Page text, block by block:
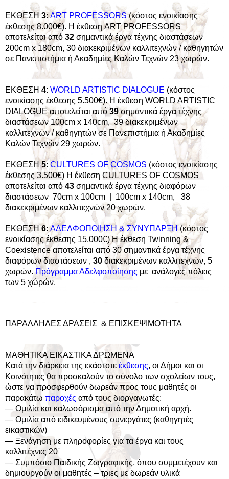
ΕΚΘΕΣΗ 3: ART PROFESSORS(κόστος ενοικίασης
έκθεσης 8.000€). Η έκθεση ART PROFESSORS
αποτελείται από 32 σημαντικά έργα τέχνης διαστάσεων
200cm x 180cm, 30 διακεκριμένων καλλιτεχνών / καθηγητών
σε Πανεπιστήμια ή Ακαδημίες Καλών Τεχνών 23 χωρών.
ΕΚΘΕΣΗ 4: WORLD ARTISTIC DIALOGUE (κόστος
ενοικίασης έκθεσης 5.500€). Η έκθεση WORLD ARTISTIC
DIALOGUE αποτελείται από39 σημαντικά έργα τέχνης
διαστάσεων 100cm x 140cm, 39 διακεκριμένων
καλλιτεχνών / καθηγητών σε Πανεπιστήμια ή Ακαδημίες
Καλών Τεχνών 29 χωρών.
ΕΚΘΕΣΗ5: CULTURES OF COSMOS (κόστος ενοικίασης
έκθεσης 3.500€) Η έκθεση CULTURES OF COSMOS
αποτελείται από 43 σημαντικά έργα τέχνης διαφόρων
διαστάσεων 70cm x 100cm | 100cm x 140cm, 38
διακεκριμένων καλλιτεχνών 20 χωρών.
ΕΚΘΕΣΗ6: ΑΔΕΛΦΟΠΟΙΗΣΗ & ΣΥΝΥΠΑΡΞΗ (κόστος
ενοικίασης έκθεσης 15.000€) Η έκθεση Twinning &
Coexistence αποτελείται από 30 σημαντικά έργα τέχνης
διαφόρων διαστάσεων , 30 διακεκριμένων καλλιτεχνών, 5
χωρών. Πρόγραμμα Αδελφοποίησης με ανάλογες πόλεις
των 5 χώρών.
ΠΑΡΑΛΛΗΛΕΣ ΔΡΑΣΕΙΣ & ΕΠΙΣΚΕΨΙΜΟΤΗΤΑ
ΜΑΘΗΤΙΚΑ ΕΙΚΑΣΤΙΚΑ ΔΡΩΜΕΝΑ
Κατά την διάρκεια της εκάστοτε έκθεσης, οι Δήμοι και οι
Κοινότητες θα προσκαλούν το σύνολο των σχολείων τους,
ώστε να προσφερθούν δωρεάν προς τους μαθητές οι
παρακάτω παροχές από τους διοργανωτές:
— Ομιλία και καλωσόρισμα από την Δημοτική αρχή.
— Ομιλία από ειδικευμένους συνεργάτες (καθηγητές
εικαστικών)
— Ξενάγηση με πληροφορίες για τα έργα και τους
καλλιτέχνες 20΄
— Συμπόσιο Παιδικής Ζωγραφικής, όπου συμμετέχουν και
δημιουργούν οι μαθητές – τριες με δωρεάν υλικά